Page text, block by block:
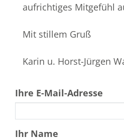
aufrichtiges Mitgefühl
Mit stillem Gruß
Karin u. Horst-Jürgen
Ihre E-Mail-Adresse
Ihr Name